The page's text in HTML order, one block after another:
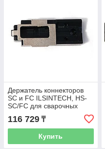
Держатель коннекторов
SC и FC ILSINTECH, HS-
SC/FC для сварочных
аппаратов серий Swift-S,
K, KF4
116 729 ₸
Купить